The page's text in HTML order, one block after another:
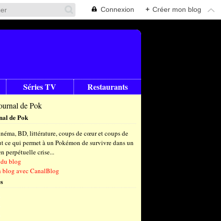
Connexion + Créer mon blog
Séries TV Restaurants
de Pok
BD, littérature, coups de cœur et coups de
ce qui permet à un Pokémon de survivre dans un
perpétuelle crise...
blog
blog avec CanalBlog